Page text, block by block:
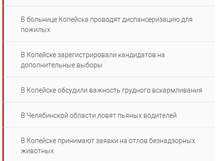
В больнице Копейска проводят диспансеризацию для
пожилых
В Копейске зарегистрировали кандидатов на
дополнительные выборы
В Копейске обсудили важность грудного вскармливания
В Челябинской области ловят пьяных водителей
В Копейске принимают заявки на отлов безнадзорных
животных